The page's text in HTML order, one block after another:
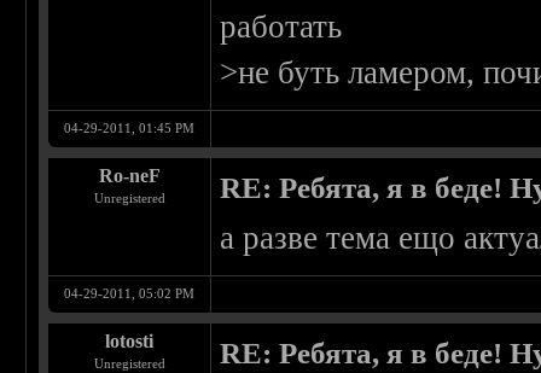
работать
>не буть ламером,
04-29-2011, 01:45 PM
Ro-neF
Unregistered RE: Ребята, я в беде!
а разве тема ещо
04-29-2011, 05:02 PM
lotosti
Unregistered RE: Ребята, я в беде!